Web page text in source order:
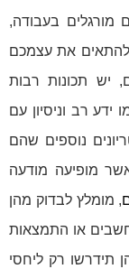
מורגלים בעבודה,
להתאים את עצמכם
יש תכונות רבות
ידע רב וניסיון עם
נוספים שהם
מופיעה מודעה
, מומלץ לבדוק מהן
או התמצאות
תידרשו רק ליחסי